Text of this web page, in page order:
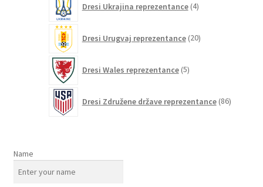
Dresi Ukrajina reprezentance 4izdelki
Dresi Urugvaj reprezentance 20izdelkov
Dresi Wales reprezentance 5izdelkov
Dresi Združene države reprezentance 86izdelkov
Name